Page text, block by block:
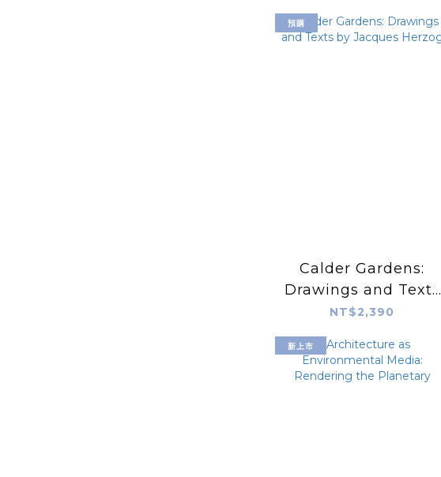
Urban Design in the
Netherlands 2025
預購
Calder Gardens:
Drawings and Texts
by Jacques Herzog
NT$2,390
新上市